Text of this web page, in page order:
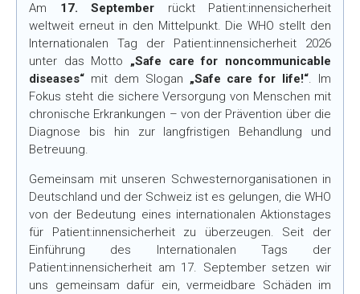
Am 17. September rückt Patient:innensicherheit
weltweit erneut in den Mittelpunkt. Die WHO stellt den
Internationalen Tag der Patient:innensicherheit 2026
unter das Motto „Safe care for noncommunicable
diseases“ mit dem Slogan „Safe care for life!“. Im
Fokus steht die sichere Versorgung von Menschen mit
chronische Erkrankungen – von der Prävention über die
Diagnose bis hin zur langfristigen Behandlung und
Betreuung.
Gemeinsam mit unseren Schwesternorganisationen in
Deutschland und der Schweiz ist es gelungen, die WHO
von der Bedeutung eines internationalen Aktionstages
für Patient:innensicherheit zu überzeugen. Seit der
Einführung des Internationalen Tags der
Patient:innensicherheit am 17. September setzen wir
uns gemeinsam dafür ein, vermeidbare Schäden im